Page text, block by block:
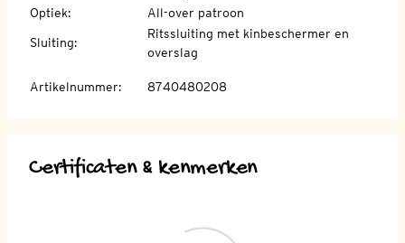
Optiek: All-over patroon
Sluiting:
Ritssluiting met kinbeschermer en
overslag
Artikelnummer: 8740480208
Certificaten & kenmerken